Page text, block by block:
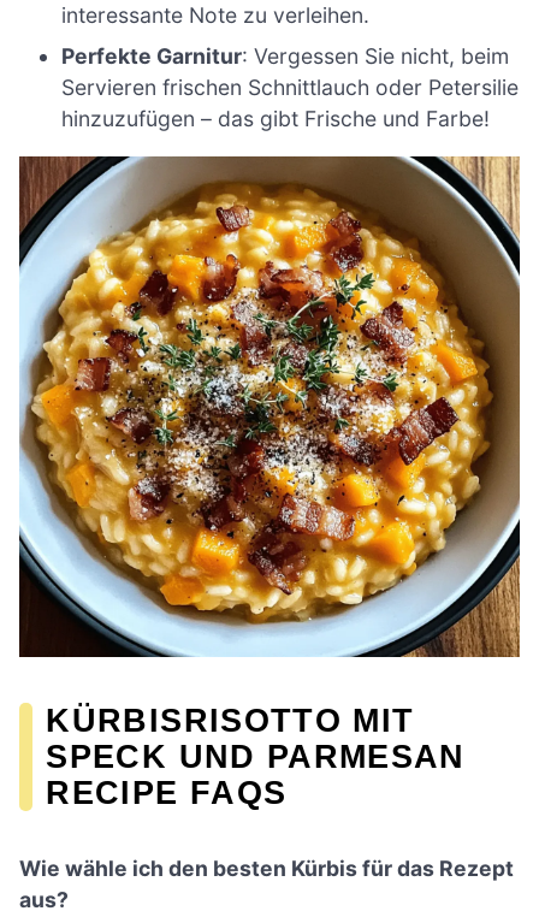
interessante Note zu verleihen.
Perfekte Garnitur: Vergessen Sie nicht, beim
Servieren frischen Schnittlauch oder Petersilie
hinzuzufügen – das gibt Frische und Farbe!
KÜRBISRISOTTO MIT
SPECK UND PARMESAN
RECIPE FAQS
Wie wähle ich den besten Kürbis für das Rezept
aus?